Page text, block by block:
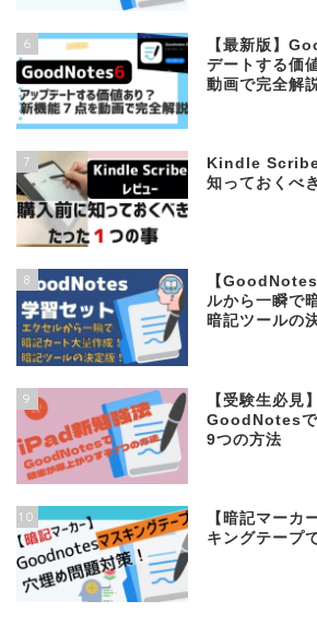
6
【最新版】
デートする価
動画で完全解
7
Kindle Scribe
知っておくべ
8
【
ルから一瞬で
暗記ツールの
9
【受験生必
GoodNotesで
9つの方法
10
【暗記マー
キングテープ